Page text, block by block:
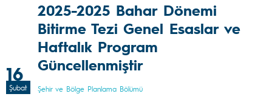
16
Şubat
2025-2025 Bahar Dönemi
Bitirme Tezi Genel Esaslar ve
Haftalık Program
Güncellenmiştir
Şehir ve Bölge Planlama Bölümü